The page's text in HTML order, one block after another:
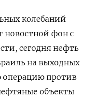
колебаний
новостной фон с
сегодня нефть
на выходных
операцию против
объекты